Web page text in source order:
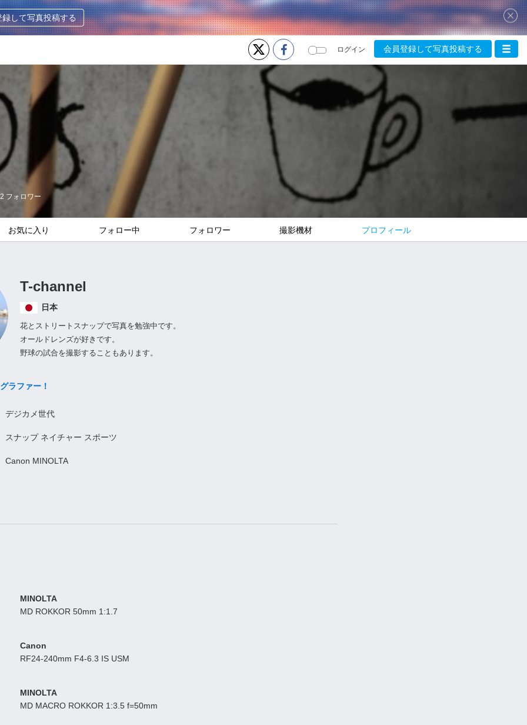
録して写真投稿する
ログイン 会員登録して写真投稿する
2 フォロワー
お気に入り フォロー中 フォロワー 撮影機材 プロフィール
T-channel
日本
花とストリートスナップで写真を勉強中です。
オールドレンズが好きです。
野球の試合を撮影することもあります。
ラファー！
デジカメ世代
スナップ ネイチャー スポーツ
Canon MINOLTA
MINOLTA
MD ROKKOR 50mm 1:1.7
Canon
RF24-240mm F4-6.3 IS USM
MINOLTA
MD MACRO ROKKOR 1:3.5 f=50mm